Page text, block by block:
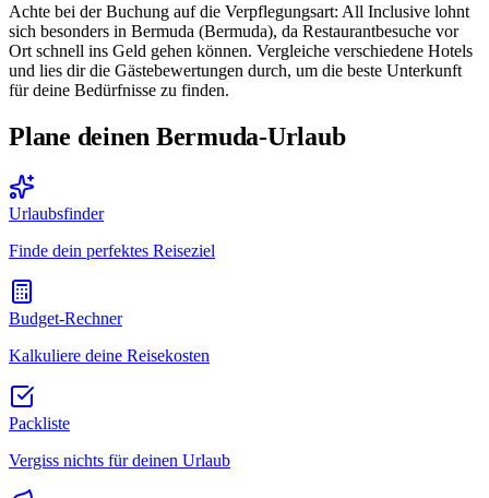
Achte bei der Buchung auf die Verpflegungsart: All Inclusive lohnt
sich besonders in Bermuda (Bermuda), da Restaurantbesuche vor
Ort schnell ins Geld gehen können. Vergleiche verschiedene Hotels
und lies dir die Gästebewertungen durch, um die beste Unterkunft
für deine Bedürfnisse zu finden.
Plane deinen Bermuda-Urlaub
Urlaubsfinder
Finde dein perfektes Reiseziel
Budget-Rechner
Kalkuliere deine Reisekosten
Packliste
Vergiss nichts für deinen Urlaub